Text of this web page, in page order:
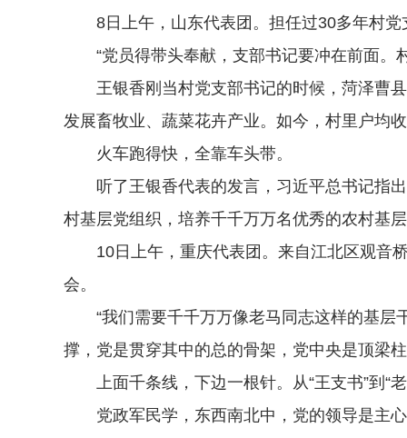
8日上午，山东代表团。担任过30多年村党
“党员得带头奉献，支部书记要冲在前面。
王银香刚当村党支部书记的时候，菏泽曹县
发展畜牧业、蔬菜花卉产业。如今，村里户均
火车跑得快，全靠车头带。
听了王银香代表的发言，习近平总书记指出
村基层党组织，培养千千万万名优秀的农村基
10日上午，重庆代表团。来自江北区观音桥
会。
“我们需要千千万万像老马同志这样的基层
撑，党是贯穿其中的总的骨架，党中央是顶梁
上面千条线，下边一根针。从“王支书”到“
党政军民学，东西南北中，党的领导是主心